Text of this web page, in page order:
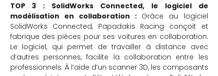
TOP 3 : SolidWorks Connected, le logiciel de
modélisation en collaboration : Grâce au logiciel
SolidWorks Connected, Papadakis Racing conçoit et
fabrique des pièces pour ses voitures en collaboration.
Le logiciel, qui permet de travailler à distance avec
d’autres personnes, facilite la collaboration entre les
professionnels. À l’aide d’un scanner 3D, les composants